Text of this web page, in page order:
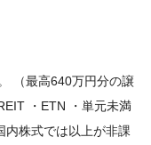
（最高640万円分の譲
・ETN ・単元未満
内株式では以上が非課